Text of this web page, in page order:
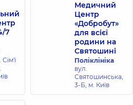
7
Сім'ї
Медичний
Центр
«Добробут»
для всієї
родини на
Святошині
Поліклініка
вул.
Святошинська,
3-Б, м. Київ